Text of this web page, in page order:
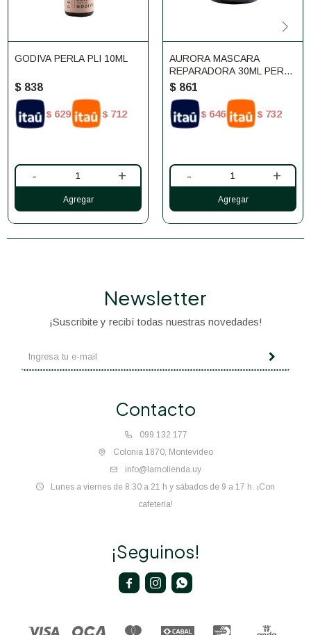
GODIVA PERLA PLI 10ML
$ 838
$ 629 $ 712
- +
AURORA MASCARA
REPARADORA 30ML PERLA
PLI
$ 861
$ 646 $ 732
- +
Contacto
099 132 177
Colonia 1870, Montevideo
info@lamolienda.uy
Lunes a viernes de 8:30 a 21 h y sábados de 9 a 17 h. ¡Con
cafetería!
Newsletter
¡Suscribite y recibí todas nuestras novedades!
¡Seguinos!
  